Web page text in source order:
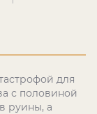
для
с половиной
руины, а